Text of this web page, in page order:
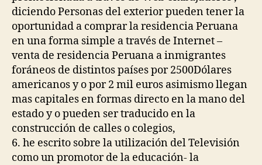
diciendo Personas del exterior pueden tener la
oportunidad a comprar la residencia Peruana
en una forma simple a través de Internet –
venta de residencia Peruana a inmigrantes
foráneos de distintos países por 2500Dólares
americanos y o por 2 mil euros asimismo llegan
mas capitales en formas directo en la mano del
estado y o pueden ser traducido en la
construcción de calles o colegios,
6. he escrito sobre la utilización del Televisión
como un promotor de la educación- la